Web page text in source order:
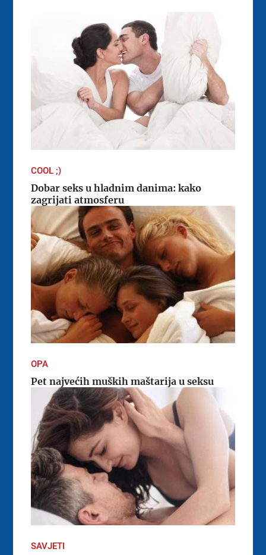
COOL ;)
Dobar seks u hladnim danima: kako
zagrijati atmosferu
OPA
Pet najvećih muških maštarija u seksu
SAVJETI